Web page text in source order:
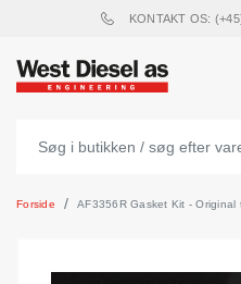
KONTAKT OS:
Forside AF3356R Gasket Kit - Original